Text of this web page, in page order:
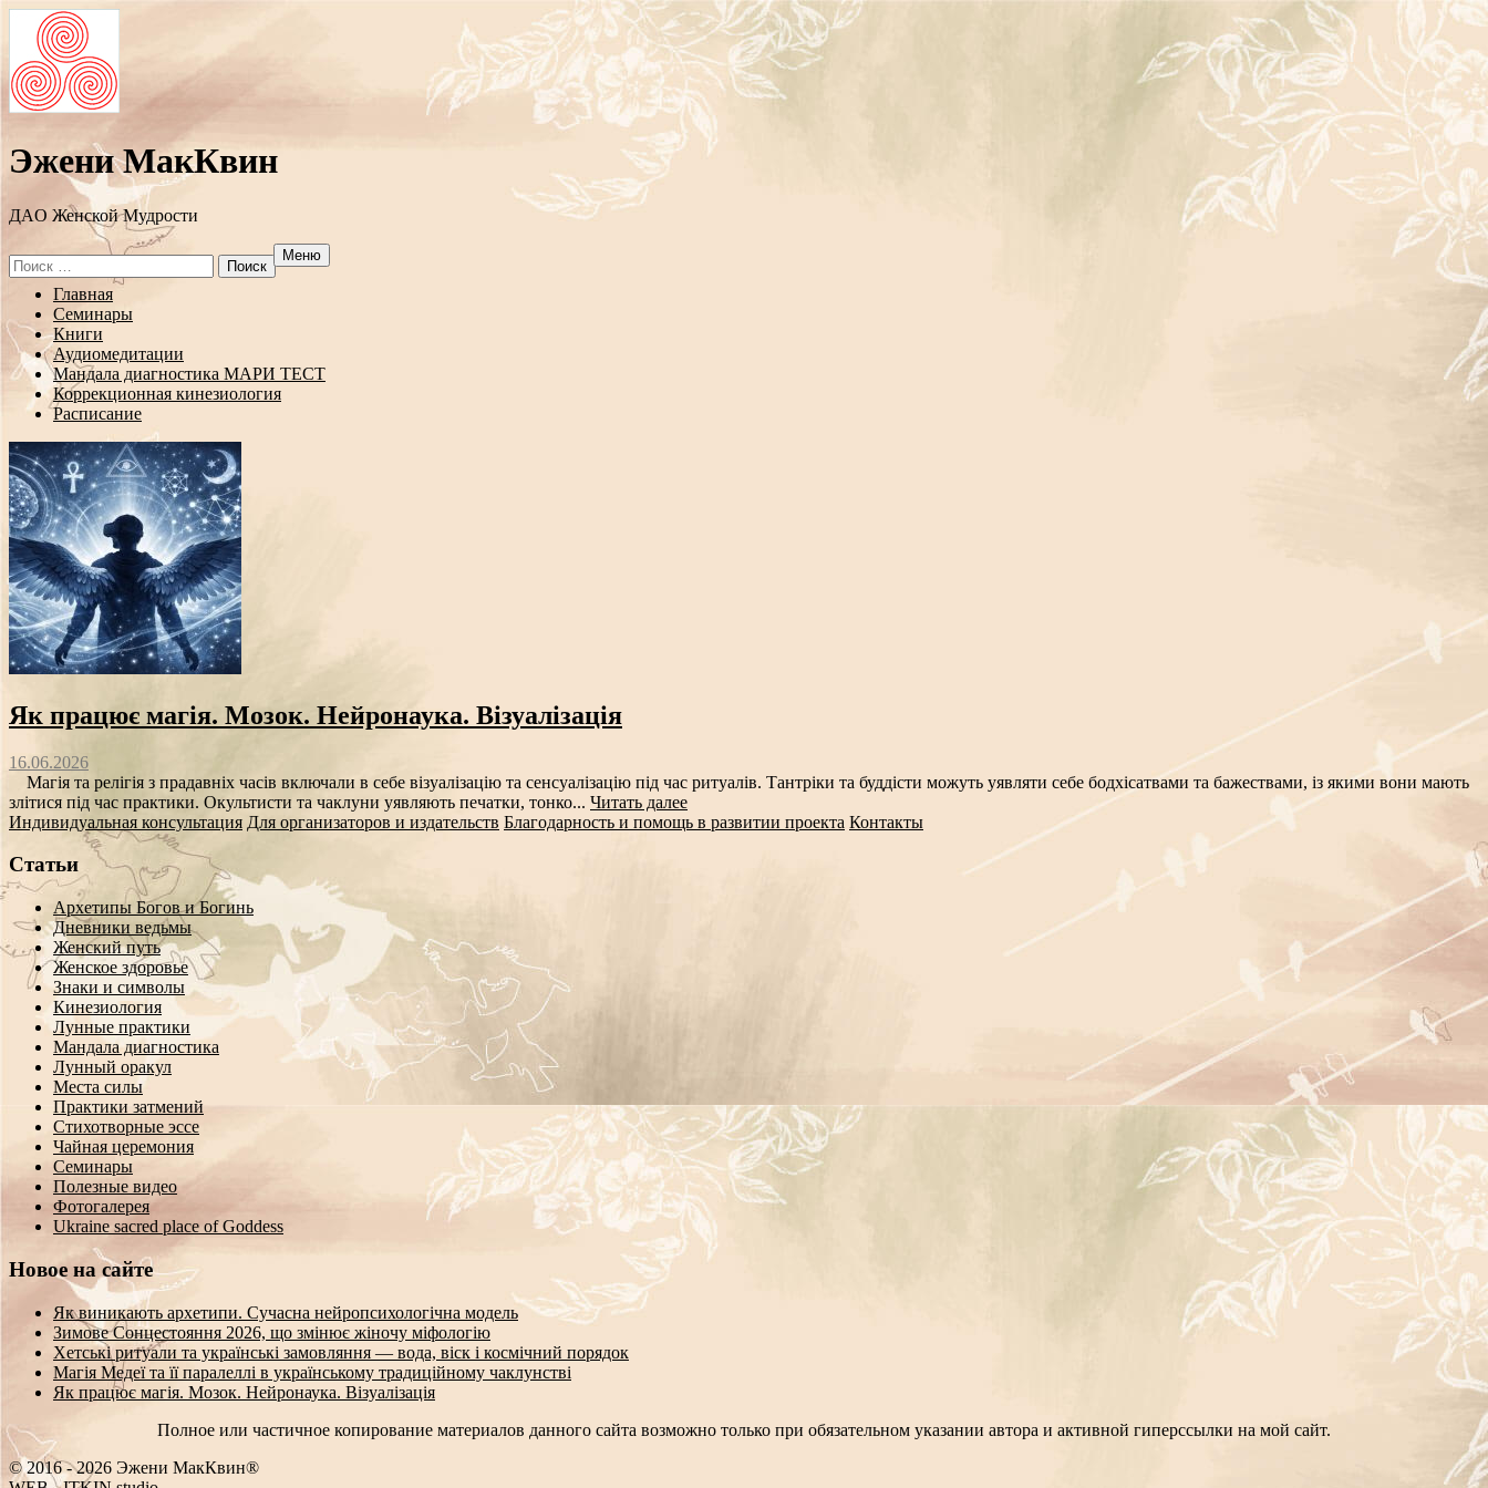
Эжени МакКвин
ДAO Женской Мудрости
Search
for:
Меню
Перейти
содержанию
Главная
Семинары
Книги
Аудиомедитации
Мандала диагностика МАРИ ТЕСТ
Коррекционная кинезиология
Расписание
Як працює магія. Мозок. Нейронаука. Візуалізація
16.06.2026
Магія та релігія з прадавніх часів включали в себе візуалізацію та сенсуалізацію під час ритуалів. Тантріки та буддісти можуть уявляти себе бодхісатвами та бажествами, із якими вони мають
злітися під час практики. Окультисти та чаклуни уявляють печатки, тонко... Читать далее
Индивидуальная консультация Для организаторов и издательств Благодарность и помощь в развитии проекта Контакты
Статьи
Архетипы Богов и Богинь
Дневники ведьмы
Женский путь
Женское здоровье
Знаки и символы
Кинезиология
Лунные практики
Мандала диагностика
Лунный оракул
Места силы
Практики затмений
Стихотворные эссе
Чайная церемония
Семинары
Полезные видео
Фотогалерея
Ukraine sacred place of Goddess
Новое на сайте
Як виникають архетипи. Сучасна нейропсихологічна модель
Зимове Сонцестояння 2026, що змінює жіночу міфологію
Хетські ритуали та українські замовляння — вода, віск і космічний порядок
Магія Медеї та її паралеллі в українському традиційному чаклунстві
Як працює магія. Мозок. Нейронаука. Візуалізація
Полное или частичное копирование материалов данного сайта возможно только при обязательном указании автора и активной гиперссылки на мой сайт.
© 2016 - 2026 Эжени МакКвин®